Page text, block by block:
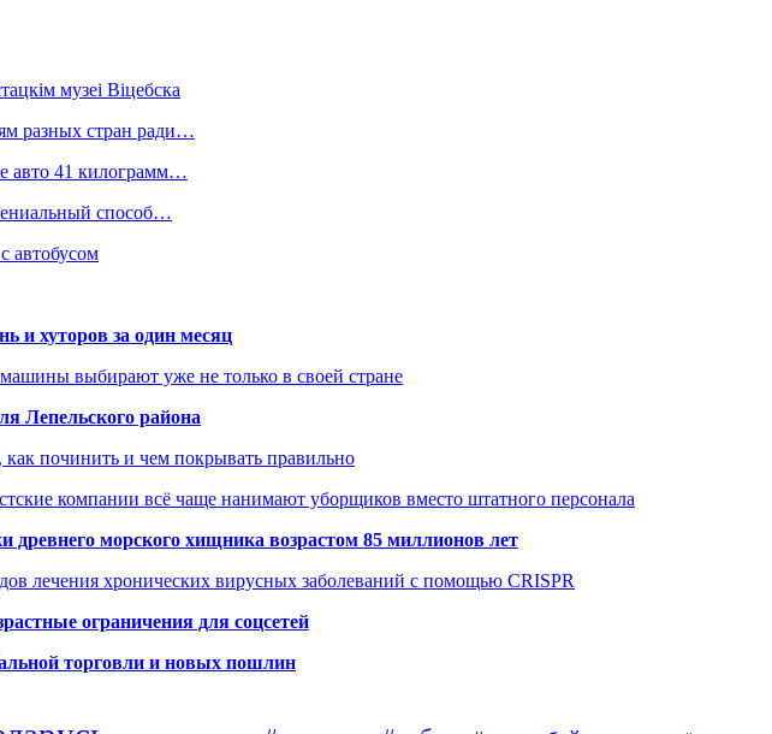
музеі Віцебска
разных стран ради…
авто 41 килограмм…
способ…
автобусом
и хуторов за один месяц
выбирают уже не только в своей стране
Лепельского района
починить и чем покрывать правильно
компании всё чаще нанимают уборщиков вместо штатного персонала
морского хищника возрастом 85 миллионов лет
лечения хронических вирусных заболеваний с помощью CRISPR
ограничения для соцсетей
торговли и новых пошлин